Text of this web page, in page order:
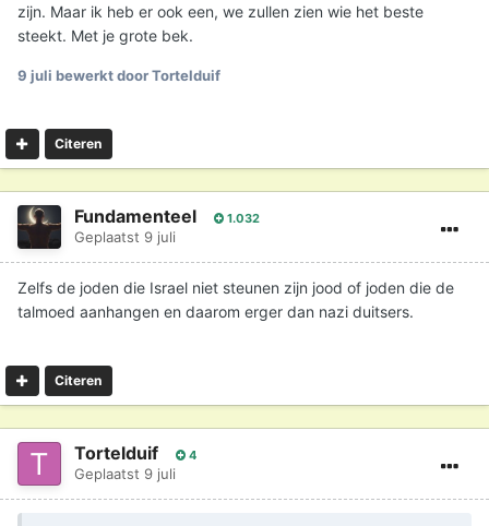
zijn. Maar ik heb er ook een, we zullen zien wie het beste
steekt. Met je grote bek.
9 juli bewerkt door Tortelduif
Citeren
Fundamenteel 1.032
Geplaatst 9 juli
Zelfs de joden die Israel niet steunen zijn jood of joden die de
talmoed aanhangen en daarom erger dan nazi duitsers.
Citeren
Tortelduif 4
Geplaatst 9 juli